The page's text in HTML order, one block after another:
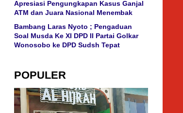
Apresiasi Pengungkapan Kasus Ganjal
ATM dan Juara Nasional Menembak
Bambang Laras Nyoto ; Pengaduan
Soal Musda Ke XI DPD II Partai Golkar
Wonosobo ke DPD Sudsh Tepat
POPULER